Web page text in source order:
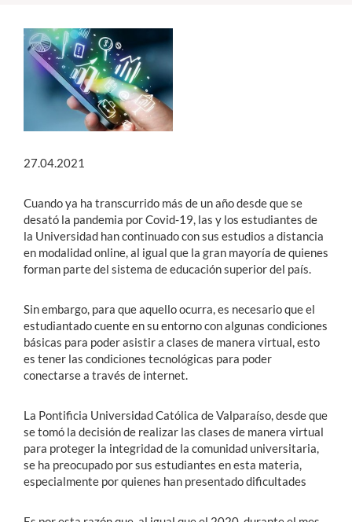
Alumni
27.04.2021
Cuando ya ha transcurrido más de un año desde que se
desató la pandemia por Covid-19, las y los estudiantes de
la Universidad han continuado con sus estudios a distancia
en modalidad online, al igual que la gran mayoría de quienes
forman parte del sistema de educación superior del país.
Sin embargo, para que aquello ocurra, es necesario que el
estudiantado cuente en su entorno con algunas condiciones
básicas para poder asistir a clases de manera virtual, esto
es tener las condiciones tecnológicas para poder
conectarse a través de internet.
La Pontificia Universidad Católica de Valparaíso, desde que
se tomó la decisión de realizar las clases de manera virtual
para proteger la integridad de la comunidad universitaria,
se ha preocupado por sus estudiantes en esta materia,
especialmente por quienes han presentado dificultades